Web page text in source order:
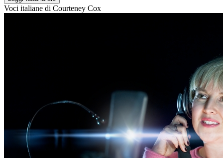
Voci italiane di Courteney Cox